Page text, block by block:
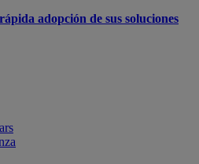
adopción de sus soluciones